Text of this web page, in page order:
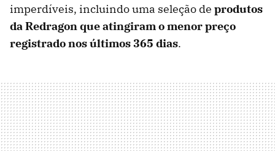
imperdíveis, incluindo uma seleção de produtos
da Redragon que atingiram o menor preço
registrado nos últimos 365 dias.